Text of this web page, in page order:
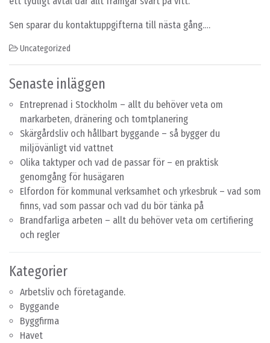
Sen sparar du kontaktuppgifterna till nästa gång.…
Uncategorized
Senaste inläggen
Entreprenad i Stockholm – allt du behöver veta om
markarbeten, dränering och tomtplanering
Skärgårdsliv och hållbart byggande – så bygger du
miljövänligt vid vattnet
Olika taktyper och vad de passar för – en praktisk
genomgång för husägaren
Elfordon för kommunal verksamhet och yrkesbruk – vad som
finns, vad som passar och vad du bör tänka på
Brandfarliga arbeten – allt du behöver veta om certifiering
och regler
Kategorier
Arbetsliv och företagande.
Byggande
Byggfirma
Havet